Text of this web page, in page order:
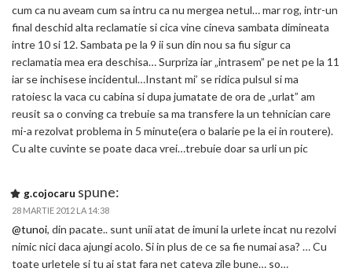
cum ca nu aveam cum sa intru ca nu mergea netul… mar rog, intr-un
final deschid alta reclamatie si cica vine cineva sambata dimineata
intre 10 si 12. Sambata pe la 9 ii sun din nou sa fiu sigur ca
reclamatia mea era deschisa… Surpriza iar „intrasem” pe net pe la 11
iar se inchisese incidentul…Instant mi’ se ridica pulsul si ma
ratoiesc la vaca cu cabina si dupa jumatate de ora de „urlat” am
reusit sa o conving ca trebuie sa ma transfere la un tehnician care
mi-a rezolvat problema in 5 minute(era o balarie pe la ei in routere).
Cu alte cuvinte se poate daca vrei…trebuie doar sa urli un pic
g.cojocaru spune:
28 MARTIE 2012 LA 14:38
@tunoi, din pacate.. sunt unii atat de imuni la urlete incat nu rezolvi
nimic nici daca ajungi acolo. Si in plus de ce sa fie numai asa? … Cu
toate urletele si tu ai stat fara net cateva zile bune… so…